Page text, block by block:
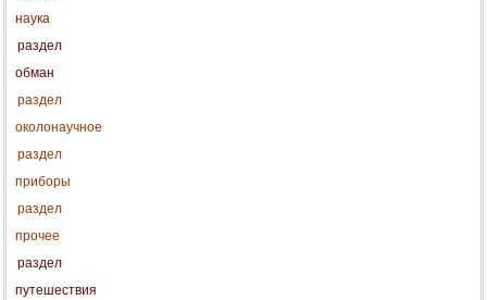
наука
раздел
обман
раздел
околонаучное
раздел
приборы
раздел
прочее
раздел
путешествия